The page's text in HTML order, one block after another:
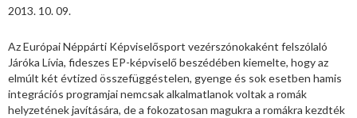
2013. 10. 09.
Az Európai Néppárti Képviselősport vezérszónokaként felszólaló
Járóka Lívia, fideszes EP-képviselő beszédében kiemelte, hogy az
elmúlt két évtized összefüggéstelen, gyenge és sok esetben hamis
integrációs programjai nemcsak alkalmatlanok voltak a romák
helyzetének javítására, de a fokozatosan magukra a romákra kezdték